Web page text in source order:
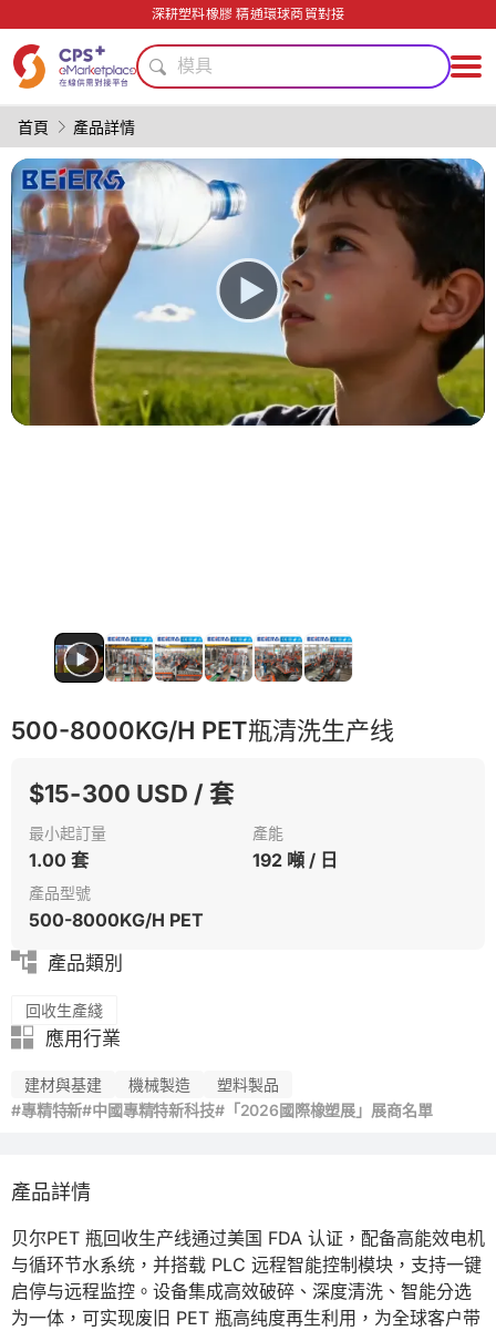
深耕塑料橡膠 精通環球商貿對接
PET
模具
生物降解
綠色成型方案
PP
醫療級
功能薄膜
數字化生產
模具
生物降解
碳纖維復合材料
首頁 產品詳情
500-8000KG/H PET瓶清洗生产线
$15-300 USD / 套
最小起訂量
1.00 套
產能
192 噸 / 日
產品型號
500-8000KG/H PET
產品類別
回收生產綫
應用行業
建材與基建 機械製造
塑料製品
#專精特新#中國專精特新科技#「2026國際橡塑展」展商名單
產品詳情
贝尔PET 瓶回收生产线通过美国 FDA 认证，配备高能效电机
与循环节水系统，并搭载 PLC 远程智能控制模块，支持一键
启停与远程监控。设备集成高效破碎、深度清洗、智能分选
为一体，可实现废旧 PET 瓶高纯度再生利用，为全球客户带